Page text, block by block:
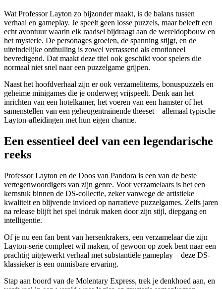
Wat Professor Layton zo bijzonder maakt, is de balans tussen
verhaal en gameplay. Je speelt geen losse puzzels, maar beleeft een
echt avontuur waarin elk raadsel bijdraagt aan de wereldopbouw en
het mysterie. De personages groeien, de spanning stijgt, en de
uiteindelijke onthulling is zowel verrassend als emotioneel
bevredigend. Dat maakt deze titel ook geschikt voor spelers die
normaal niet snel naar een puzzelgame grijpen.
Naast het hoofdverhaal zijn er ook verzamelitems, bonuspuzzels en
geheime minigames die je onderweg vrijspeelt. Denk aan het
inrichten van een hotelkamer, het voeren van een hamster of het
samenstellen van een geheugentrainende theeset – allemaal typische
Layton-afleidingen met hun eigen charme.
Een essentieel deel van een legendarische
reeks
Professor Layton en de Doos van Pandora is een van de beste
vertegenwoordigers van zijn genre. Voor verzamelaars is het een
kernstuk binnen de DS-collectie, zeker vanwege de artistieke
kwaliteit en blijvende invloed op narratieve puzzelgames. Zelfs jaren
na release blijft het spel indruk maken door zijn stijl, diepgang en
intelligentie.
Of je nu een fan bent van hersenkrakers, een verzamelaar die zijn
Layton-serie compleet wil maken, of gewoon op zoek bent naar een
prachtig uitgewerkt verhaal met substantiële gameplay – deze DS-
klassieker is een onmisbare ervaring.
Stap aan boord van de Molentary Express, trek je denkhoed aan, en